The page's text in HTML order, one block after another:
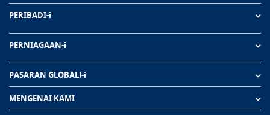
PERIBADI-i
PERNIAGAAN-i
PASARAN GLOBALl-i
MENGENAI KAMI